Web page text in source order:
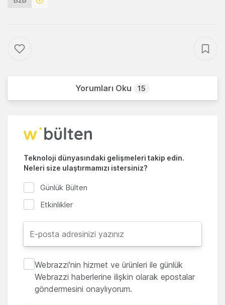
Yorumları Oku 15
Teknoloji dünyasındaki gelişmeleri takip edin.
Neleri size ulaştırmamızı istersiniz?
Günlük Bülten
Etkinlikler
Webrazzi'nin hizmet ve ürünleri ile günlük
Webrazzi haberlerine ilişkin olarak epostalar
göndermesini onaylıyorum.